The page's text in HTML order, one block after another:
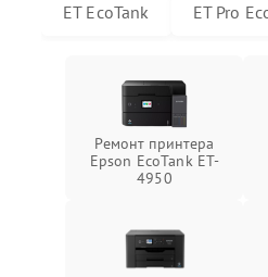
ET EcoTank ET Pro
Ремонт принтера
Epson EcoTank ET-
4950